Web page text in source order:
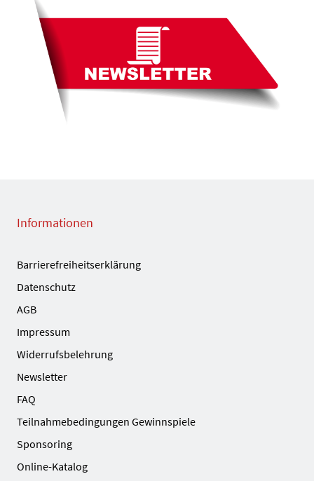
Informationen
Barrierefreiheitserklärung
Datenschutz
AGB
Impressum
Widerrufsbelehrung
Newsletter
FAQ
Teilnahmebedingungen Gewinnspiele
Sponsoring
Online-Katalog